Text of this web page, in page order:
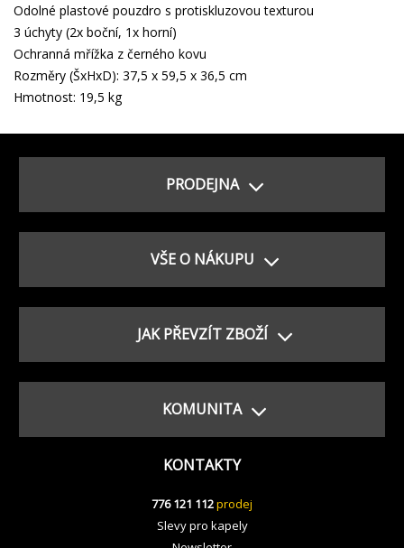
Odolné plastové pouzdro s protiskluzovou texturou
3 úchyty (2x boční, 1x horní)
Ochranná mřížka z černého kovu
Rozměry (ŠxHxD): 37,5 x 59,5 x 36,5 cm
Hmotnost: 19,5 kg
PRODEJNA
VŠE O NÁKUPU
JAK PŘEVZÍT ZBOŽÍ
KOMUNITA
KONTAKTY
776 121 112prodej
Slevy pro kapely